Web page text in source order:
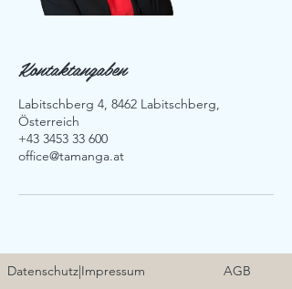
Kontaktangaben
Labitschberg 4, 8462 Labitschberg,
Österreich
+43 3453 33 600
office@tamanga.at
Datenschutz|Impressum AGB